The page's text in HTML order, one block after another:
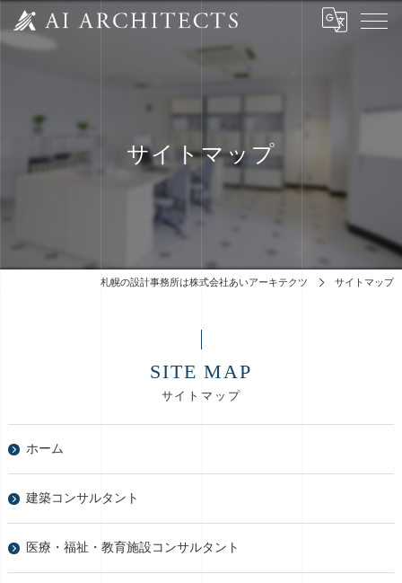
サイトマップ
札幌の設計事務所は株式会社あいアーキテクツ サイトマップ
サイトマップ
SITE MAP
ホーム
建築コンサルタント
医療・福祉・教育施設コンサルタント